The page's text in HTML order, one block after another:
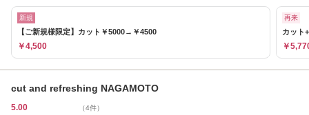
新規
【ご新規様限定】カット￥5000→￥4500
￥4,500
再来
カット
￥
cut and refreshing NAGAMOTO
5.00 （4件）